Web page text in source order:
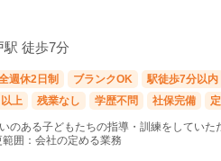
駅 徒歩7分
週休2日制 ブランクOK 駅徒歩7分以内
上 残業なし 学歴不問 社保完備
のある子どもたちの指導・訓練をしていた
囲：会社の定める業務